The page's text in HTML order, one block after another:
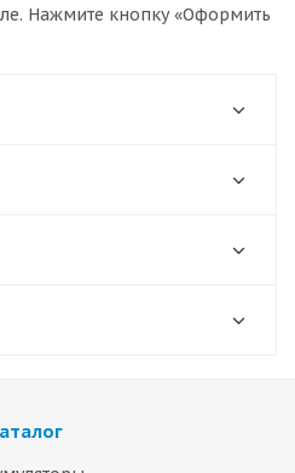
Нажмите кнопку «Оформить